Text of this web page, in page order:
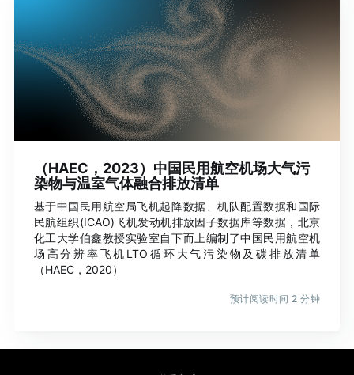
（HAEC，2023）中国民用航空机场大气污
染物与温室气体融合排放清单
基于中国民用航空局飞机起降数据、机队配置数据和国际
民航组织(ICAO)飞机发动机排放因子数据库等数据，北京
化工大学伯鑫教授实验室自下而上编制了中国民用航空机
场高分辨率飞机LTO循环大气污染物及碳排放清单
（HAEC，2020）
预计阅读时间 2 分钟